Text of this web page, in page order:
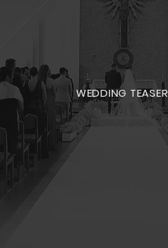
WEDDING TEASER